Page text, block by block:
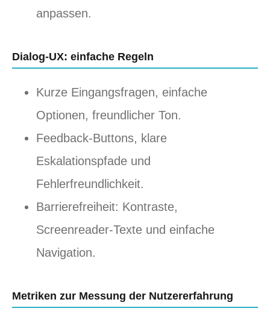
anpassen.
Dialog-UX: einfache Regeln
Kurze Eingangsfragen, einfache
Optionen, freundlicher Ton.
Feedback-Buttons, klare
Eskalationspfade und
Fehlerfreundlichkeit.
Barrierefreiheit: Kontraste,
Screenreader-Texte und einfache
Navigation.
Metriken zur Messung der Nutzererfahrung